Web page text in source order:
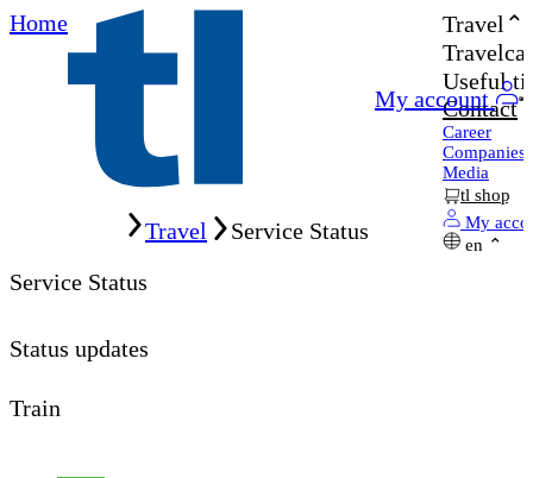
Home
My account
Travel
Useful
Contact
Career
Companies
Media
tl shop
My
en
Travel
Service Status
Service Status
Status updates
Train